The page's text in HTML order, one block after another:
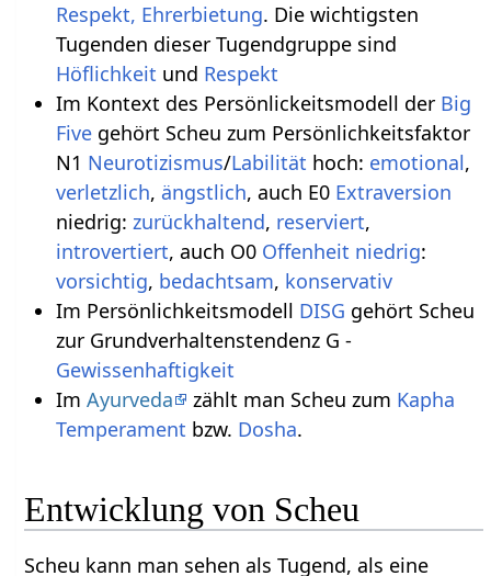
Respekt, Ehrerbietung. Die wichtigsten
Tugenden dieser Tugendgruppe sind
Höflichkeit und Respekt
Im Kontext des Persönlickeitsmodell der Big
Fivegehört Scheu zum Persönlichkeitsfaktor
N1 Neurotizismus/Labilität hoch: emotional,
verletzlich, ängstlich, auch E0 Extraversion
niedrig: zurückhaltend, reserviert,
introvertiert, auch O0 Offenheit niedrig:
vorsichtig, bedachtsam, konservativ
Im Persönlichkeitsmodell DISG gehört Scheu
zur Grundverhaltenstendenz G -
Gewissenhaftigkeit
Im Ayurveda zählt man Scheu zum Kapha
Temperament bzw. Dosha.
Entwicklung von Scheu
Scheu kann man sehen als Tugend, als eine